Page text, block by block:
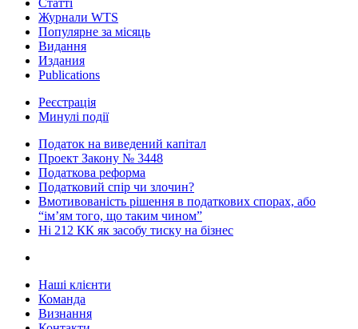
Статті
Журнали WTS
Популярне за місяць
Видання
Издания
Publications
Реєстрація
Минулі події
Податок на виведений капітал
Проект Закону № 3448
Податкова реформа
Податковий спір чи злочин?
Вмотивованість рішення в податкових спорах, або
“ім’ям того, що таким чином”
Ні 212 КК як засобу тиску на бізнес
Наші клієнти
Команда
Визнання